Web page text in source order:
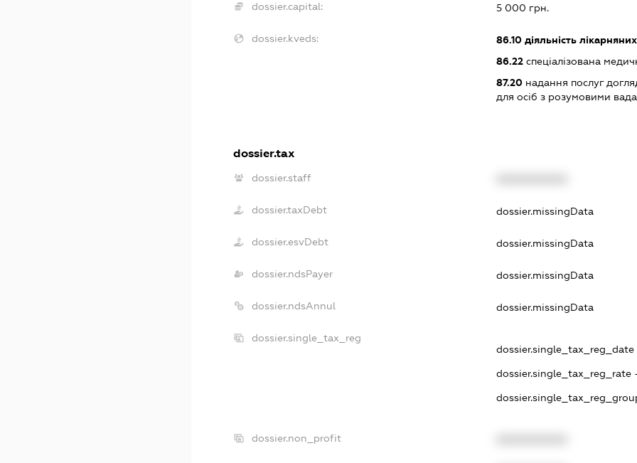
dossier.capital: 5 000 грн.
dossier.kveds: 86.10 діяльність
86.22 спеціалізована
87.20 надання послуг
для осіб з розумовими
dossier.tax
dossier.staff
dossier.taxDebt dossier.missingData
dossier.esvDebt dossier.missingData
dossier.ndsPayer dossier.missingData
dossier.ndsAnnul dossier.missingData
dossier.single_tax_reg
dossier.single_tax_reg_date
dossier.single_tax_reg_rate
dossier.non_profit